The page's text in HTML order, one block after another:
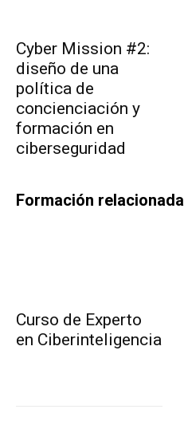
Cyber Mission #2:
diseño de una
política de
concienciación y
formación en
ciberseguridad
Formación relacionada
Curso de Experto
en Ciberinteligencia